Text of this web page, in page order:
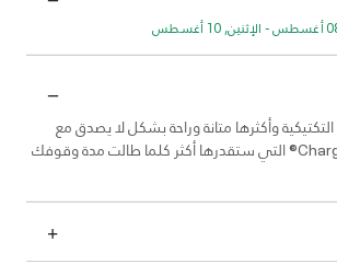
وأكثرها متانة وراحة بشكل لا يصدق مع
تقنية Charged Cushioning® التي ستقدرها أكثر كلما طالت مدة وقوفك